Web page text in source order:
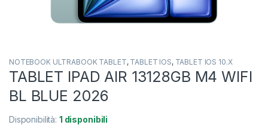
NOTEBOOK ULTRABOOK TABLET, TABLET IOS, TABLET IOS 10.X
TABLET IPAD AIR 13128GB M4 WIFI
BL BLUE 2026
Disponibilità: 1 disponibili